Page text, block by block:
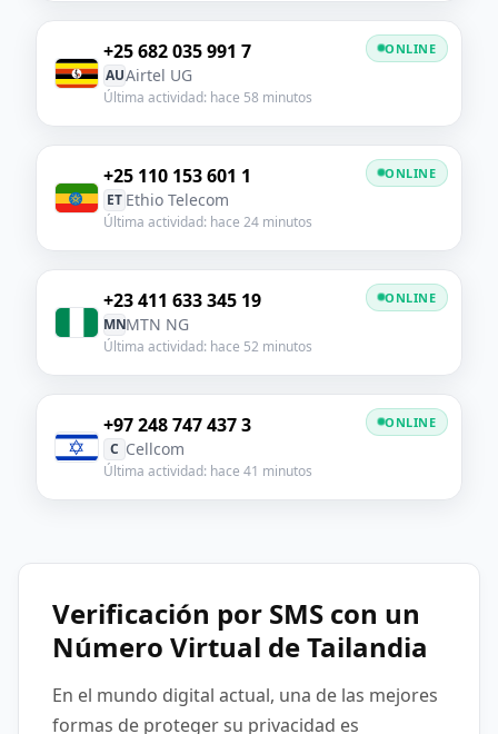
+25 682 035 991 7
AUAirtel UG
Última actividad: hace 58 minutos
ONLINE
+25 110 153 601 1
ET Ethio Telecom
Última actividad: hace 24 minutos
ONLINE
+23 411 633 345 19
MNMTN NG
Última actividad: hace 52 minutos
ONLINE
+97 248 747 437 3
C Cellcom
Última actividad: hace 41 minutos
ONLINE
Verificación por SMS con un
Número Virtual de Tailandia
En el mundo digital actual, una de las mejores
formas de proteger su privacidad es